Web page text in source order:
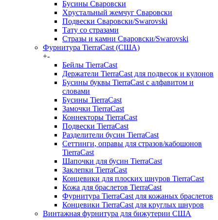
Бусины Сваровски
Хрустальный жемчуг Сваровски
Подвески Сваровски/Swarovski
Тату со стразами
Стразы и камни Сваровски/Swarovski
Фурнитура TierraCast (США)
+-
Бейлы TierraCast
Держатели TierraCast для подвесок и кулонов
Бусины буквы TierraCast с алфавитом и
словами
Бусины TierraCast
Замочки TierraCast
Коннекторы TierraCast
Подвески TierraCast
Разделители бусин TierraCast
Сеттинги, оправы для стразов/кабошонов
TierraCast
Шапочки для бусин TierraCast
Заклепки TierraCast
Концевики для плоских шнуров TierraCast
Кожа для браслетов TierraCast
Фурнитура TierraCast для кожаных браслетов
Концевики TierraCast для круглых шнуров
Винтажная фурнитура для бижутерии США